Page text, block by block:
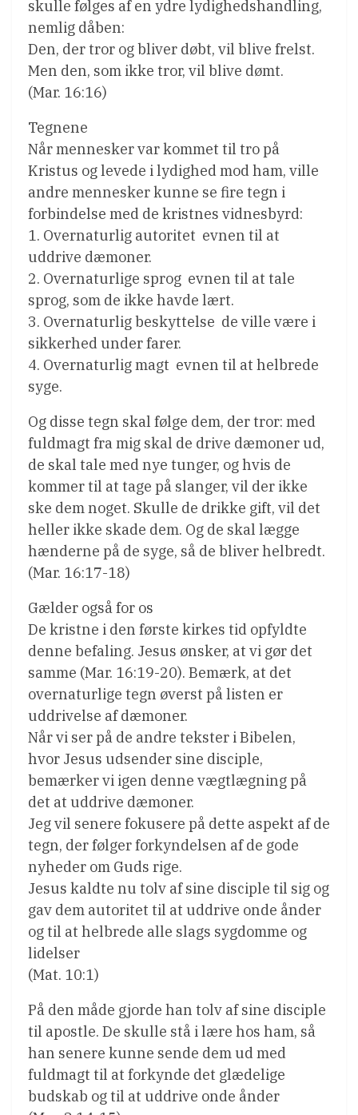
skulle følges af en ydre lydighedshandling,
nemlig dåben:
Den, der tror og bliver døbt, vil blive frelst.
Men den, som ikke tror, vil blive dømt.
(Mar. 16:16)
Tegnene
Når mennesker var kommet til tro på
Kristus og levede i lydighed mod ham, ville
andre mennesker kunne se fire tegn i
forbindelse med de kristnes vidnesbyrd:
1. Overnaturlig autoritet  evnen til at
uddrive dæmoner.
2. Overnaturlige sprog  evnen til at tale
sprog, som de ikke havde lært.
3. Overnaturlig beskyttelse  de ville være i
sikkerhed under farer.
4. Overnaturlig magt  evnen til at helbrede
syge.
Og disse tegn skal følge dem, der tror: med
fuldmagt fra mig skal de drive dæmoner ud,
de skal tale med nye tunger, og hvis de
kommer til at tage på slanger, vil der ikke
ske dem noget. Skulle de drikke gift, vil det
heller ikke skade dem. Og de skal lægge
hænderne på de syge, så de bliver helbredt.
(Mar. 16:17-18)
Gælder også for os
De kristne i den første kirkes tid opfyldte
denne befaling. Jesus ønsker, at vi gør det
samme (Mar. 16:19-20). Bemærk, at det
overnaturlige tegn øverst på listen er
uddrivelse af dæmoner.
Når vi ser på de andre tekster i Bibelen,
hvor Jesus udsender sine disciple,
bemærker vi igen denne vægtlægning på
det at uddrive dæmoner.
Jeg vil senere fokusere på dette aspekt af de
tegn, der følger forkyndelsen af de gode
nyheder om Guds rige.
Jesus kaldte nu tolv af sine disciple til sig og
gav dem autoritet til at uddrive onde ånder
og til at helbrede alle slags sygdomme og
lidelser
(Mat. 10:1)
På den måde gjorde han tolv af sine disciple
til apostle. De skulle stå i lære hos ham, så
han senere kunne sende dem ud med
fuldmagt til at forkynde det glædelige
budskab og til at uddrive onde ånder